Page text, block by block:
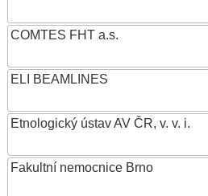
COMTES FHT a.s.
ELI BEAMLINES
Etnologický ústav AV ČR, v. v. i.
Fakultní nemocnice Brno